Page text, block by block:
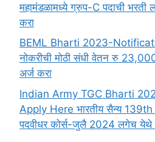
महामंडळामध्ये ग्रुप-C पदाची भरती
करा
BEML Bharti 2023-
नोकरीची मोठी संधी वेतन रु
अर्ज करा
Indian Army TGC Bharti
Apply Here भारतीय सैन्य
पदवीधर कोर्स-जुलै 2024 लगेच येथे